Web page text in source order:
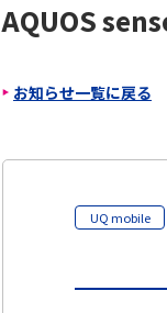
My UQ mobile
UQ mobile
AQUOS
お知らせ一覧に戻る
UQ mobile